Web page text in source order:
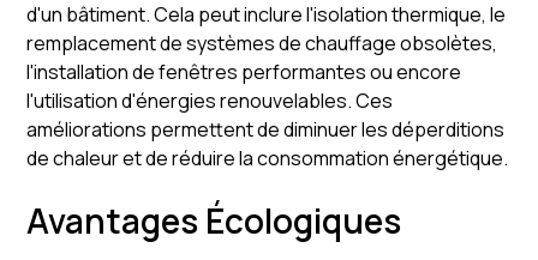
d'un bâtiment. Cela peut inclure l'isolation thermique, le
remplacement de systèmes de chauffage obsolètes,
l'installation de fenêtres performantes ou encore
l'utilisation d'énergies renouvelables. Ces
améliorations permettent de diminuer les déperditions
de chaleur et de réduire la consommation énergétique.
Avantages Écologiques